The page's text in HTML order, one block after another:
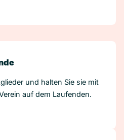
und halten Sie sie mit
auf dem Laufenden.